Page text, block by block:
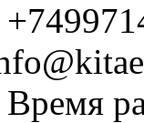
Время